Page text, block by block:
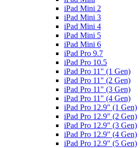
iPad Mini 2
iPad Mini 3
iPad Mini 4
iPad Mini 5
iPad Mini 6
iPad Pro 9.7
iPad Pro 10.5
iPad Pro 11" (1 Gen)
iPad Pro 11" (2 Gen)
iPad Pro 11" (3 Gen)
iPad Pro 11" (4 Gen)
iPad Pro 12.9" (1 Gen)
iPad Pro 12.9" (2 Gen)
iPad Pro 12.9" (3 Gen)
iPad Pro 12.9" (4 Gen)
iPad Pro 12.9" (5 Gen)